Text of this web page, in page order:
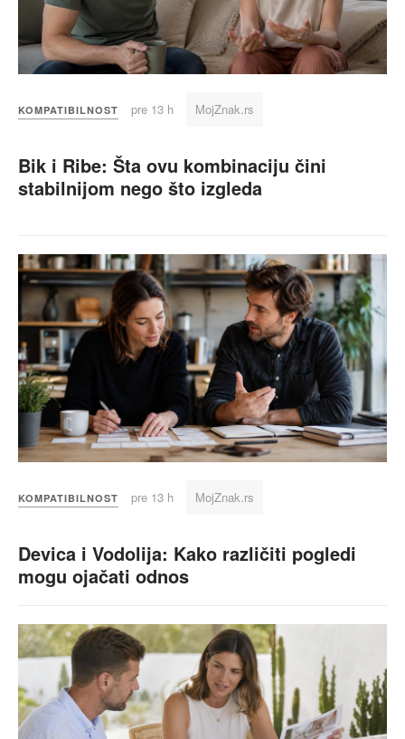
KOMPATIBILNOST pre 13 h MojZnak.rs
Bik i Ribe: Šta ovu kombinaciju čini
stabilnijom nego što izgleda
KOMPATIBILNOST pre 13 h MojZnak.rs
Devica i Vodolija: Kako različiti pogledi
mogu ojačati odnos